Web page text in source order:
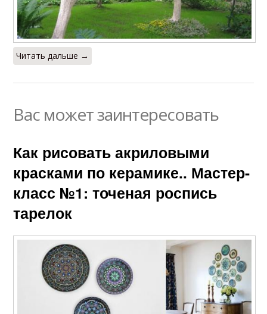
Читать дальше →
Вас может заинтересовать
Как рисовать акриловыми
красками по керамике.. Мастер-
класс №1: точеная роспись
тарелок